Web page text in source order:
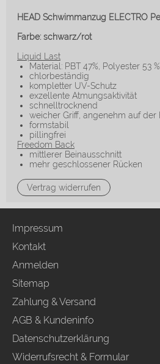
HEAD Schwimmanzug ELECTRO
Farbe: schwarz/rot
Liquid Last
Material: PBT 47%, Polyester 53 %
chlorbeständig
kompletter UV-Schutz
exzellente Atmungsaktivität
schnelltrocknend
weicher Griff, angenehm auf der
formstabil
pillingfrei
Freedom Back
mittlerer Beinausschnitt
mehr geschlossener Rücken
Vertrag widerrufen
Impressum
Kontakt
Anmelden
Sitemap
Zahlung & Versand
AGB & Kundeninfo
Datenschutzerklärung
Widerrufsrecht & Formular